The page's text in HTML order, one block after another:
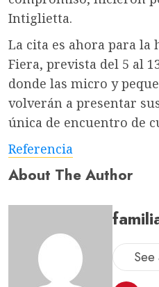
Intiglietta.
La cita es ahora para
Fiera, prevista del 5 al
donde las micro y
volverán a presentar
única de encuentro de
Referencia
About The Author
See